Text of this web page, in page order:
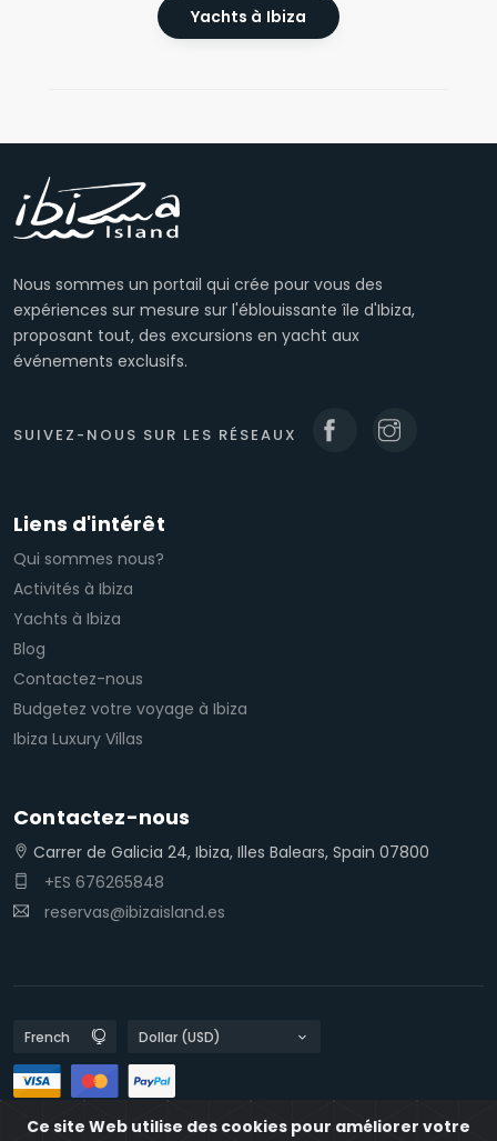
Yachts à Ibiza
Nous sommes un portail qui crée pour vous des
expériences sur mesure sur l'éblouissante île d'Ibiza,
proposant tout, des excursions en yacht aux
événements exclusifs.
SUIVEZ-NOUS SUR LES RÉSEAUX
Liens d'intérêt
Qui sommes nous?
Activités à Ibiza
Yachts à Ibiza
Blog
Contactez-nous
Budgetez votre voyage à Ibiza
Ibiza Luxury Villas
Contactez-nous
Carrer de Galicia 24, Ibiza, Illes Balears, Spain 07800
+ES 676265848
reservas@ibizaisland.es
Les politiques de confidentialité
Ce site Web utilise des cookies pour améliorer votre